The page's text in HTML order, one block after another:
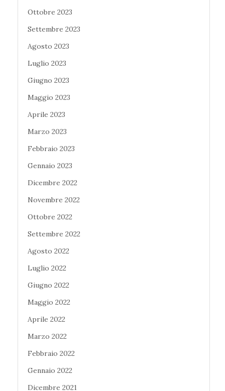
Ottobre 2023
Settembre 2023
Agosto 2023
Luglio 2023
Giugno 2023
Maggio 2023
Aprile 2023
Marzo 2023
Febbraio 2023
Gennaio 2023
Dicembre 2022
Novembre 2022
Ottobre 2022
Settembre 2022
Agosto 2022
Luglio 2022
Giugno 2022
Maggio 2022
Aprile 2022
Marzo 2022
Febbraio 2022
Gennaio 2022
Dicembre 2021